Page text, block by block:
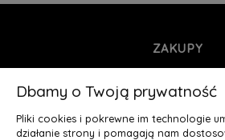
ZAKUPY
INFORMACJE
MOJE KONTO
Dbamy o Twoją prywatność
Pliki cookies i pokrewne im technologie
działanie strony i pomagają nam